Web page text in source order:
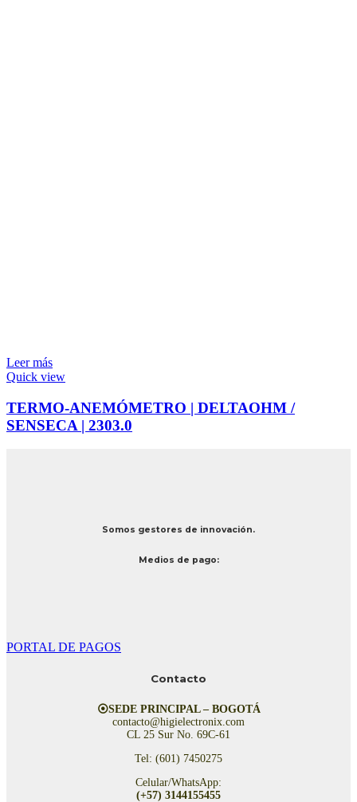
Leer más
Quick view
TERMO-ANEMÓMETRO | DELTAOHM /
SENSECA | 2303.0
Somos gestores de innovación.
Medios de pago:
PORTAL DE PAGOS
Contacto
⦿SEDE PRINCIPAL – BOGOTÁ
contacto@higielectronix.com
CL 25 Sur No. 69C-61
Tel: (601) 7450275
Celular/WhatsApp:
(+57) 3144155455